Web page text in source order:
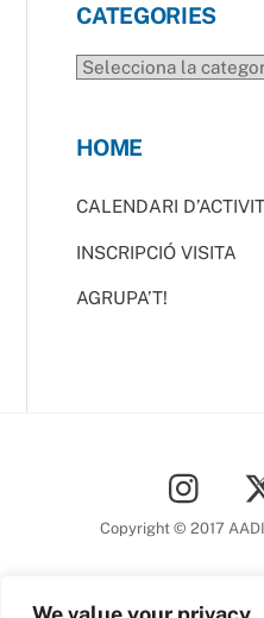
CATEGORIES
CATEGORIES
HOME
CALENDARI
INSCRIPCIÓ VISITA
AGRUPA’T!
Copyright © 2017